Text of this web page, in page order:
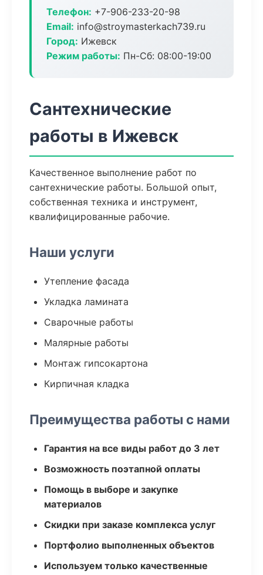
Телефон: +7-906-233-20-98
Email: info@stroymasterkach739.ru
Город: Ижевск
Режим работы: Пн-Сб: 08:00-19:00
Сантехнические
работы в Ижевск
Качественное выполнение работ по
сантехнические работы. Большой опыт,
собственная техника и инструмент,
квалифицированные рабочие.
Наши услуги
Утепление фасада
Укладка ламината
Сварочные работы
Малярные работы
Монтаж гипсокартона
Кирпичная кладка
Преимущества работы с нами
Гарантия на все виды работ до 3 лет
Возможность поэтапной оплаты
Помощь в выборе и закупке
материалов
Скидки при заказе комплекса услуг
Портфолио выполненных объектов
Используем только качественные